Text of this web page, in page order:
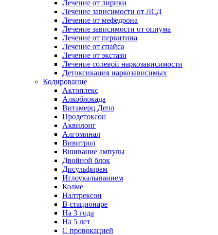
Лечение от лирики
Лечение зависимости от ЛСД
Лечение от мефедрона
Лечение зависимости от опиума
Лечение от первитина
Лечение от спайса
Лечение от экстази
Лечение солевой наркозависимости
Детоксикация наркозависимых
Кодирование
Актоплекс
Алкоблокада
Витамерц Депо
Продетоксон
Аквилонг
Алгоминал
Вивитрол
Вшивание ампулы
Двойной блок
Дисульфирам
Иглоукалыванием
Колме
Налтрексон
В стационаре
На 3 года
На 5 лет
С провокацией